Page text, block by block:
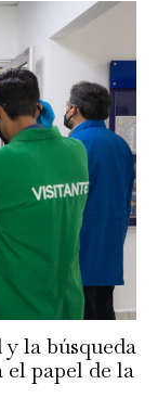
la búsqueda
papel de la